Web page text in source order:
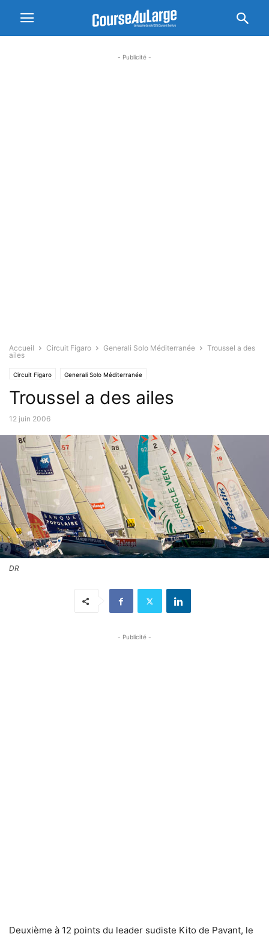
- Publicité -
Accueil Circuit Figaro Generali Solo Méditerranée
Troussel a des
ailes
Circuit Figaro Generali Solo Méditerranée
Troussel a des ailes
12 juin 2006
DR
- Publicité -
Deuxième à 12 points du leader sudiste Kito de Pavant, le